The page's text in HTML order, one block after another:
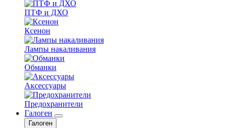
ПТФ и ДХО
Ксенон
Лампы накаливания
Обманки
Аксессуары
Предохранители
Галоген
Галоген